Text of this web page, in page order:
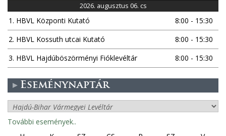
2026. augusztus 06. cs
1. HBVL Központi Kutató
8:00 - 15:30
2. HBVL Kossuth utcai Kutató
8:00 - 15:30
3. HBVL Hajdúböszörményi Fióklevéltár
8:00 - 15:30
Eseménynaptár
További események..